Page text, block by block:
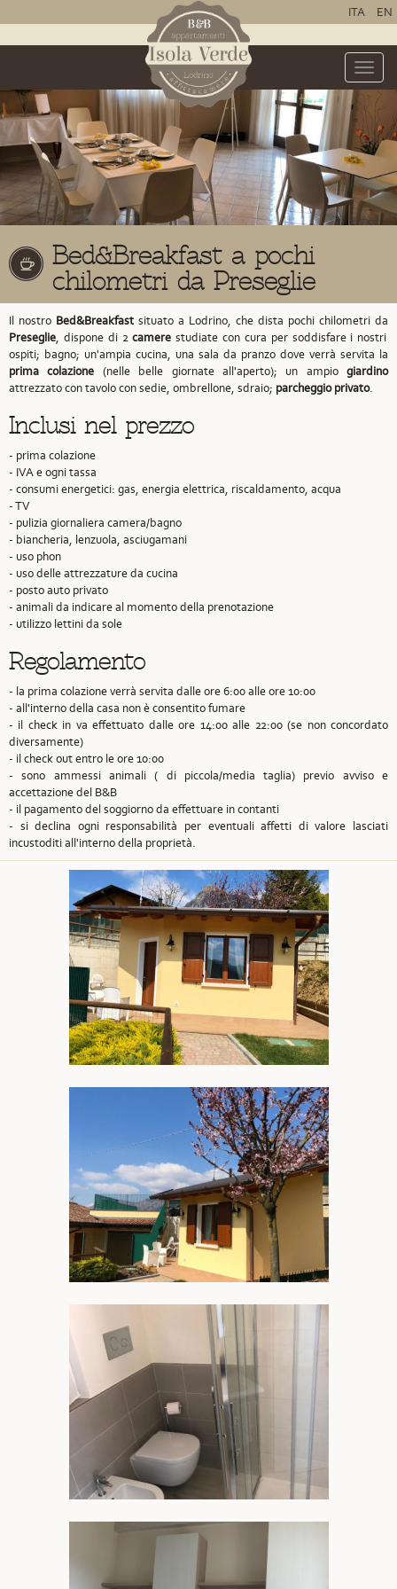
ITA EN
Toggle
Bed&Breakfast a pochi
chilometri da Preseglie
Il nostro Bed&Breakfast situato a Lodrino, che dista pochi chilometri da
Preseglie, dispone di 2camere studiate con cura per soddisfare i nostri
ospiti; bagno; un'ampia cucina, una sala da pranzo dove verrà servita la
prima colazione (nelle belle giornate all'aperto); un ampio giardino
attrezzato con tavolo con sedie, ombrellone, sdraio; parcheggio privato.
Inclusi nel prezzo
- prima colazione
- IVA e ogni tassa
- consumi energetici: gas, energia elettrica, riscaldamento, acqua
- TV
- pulizia giornaliera camera/bagno
- biancheria, lenzuola, asciugamani
- uso phon
- uso delle attrezzature da cucina
- posto auto privato
- animali da indicare al momento della prenotazione
- utilizzo lettini da sole
Regolamento
- la prima colazione verrà servita dalle ore 6:00 alle ore 10:00
- all'interno della casa non è consentito fumare
- il check in va effettuato dalle ore 14:00 alle 22:00 (se non concordato
diversamente)
- il check out entro le ore 10:00
- sono ammessi animali ( di piccola/media taglia) previo avviso e
accettazione del B&B
- il pagamento del soggiorno da effettuare in contanti
- si declina ogni responsabilità per eventuali affetti di valore lasciati
incustoditi all'interno della proprietà.